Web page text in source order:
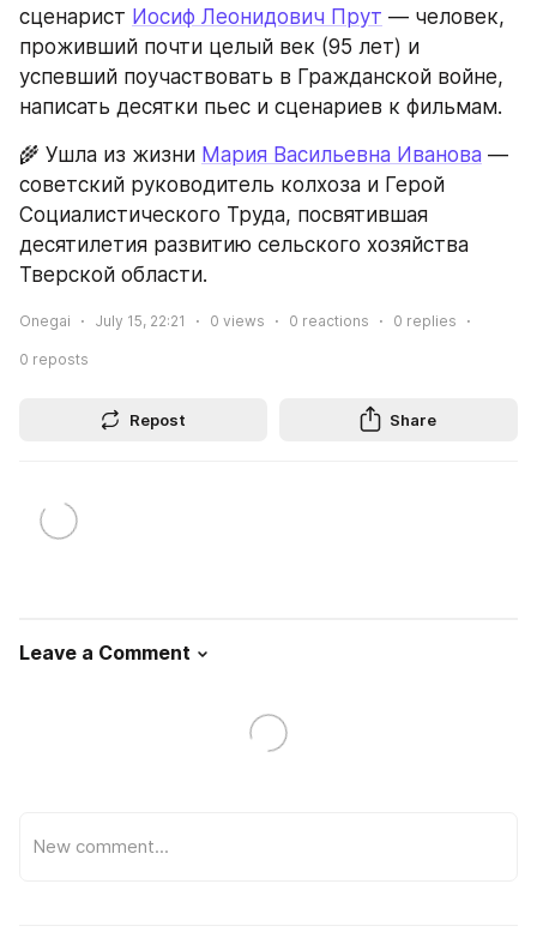
сценарист Иосиф Леонидович Прут — человек,
проживший почти целый век (95 лет) и
успевший поучаствовать в Гражданской войне,
написать десятки пьес и сценариев к фильмам.
🌾 Ушла из жизни Мария Васильевна Иванова —
советский руководитель колхоза и Герой
Социалистического Труда, посвятившая
десятилетия развитию сельского хозяйства
Тверской области.
Onegai July 15, 22:21 0 views 0 reactions 0 replies
0 reposts
Repost Share
Leave a Comment